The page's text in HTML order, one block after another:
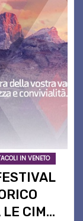
IN VENETO
LE CIME